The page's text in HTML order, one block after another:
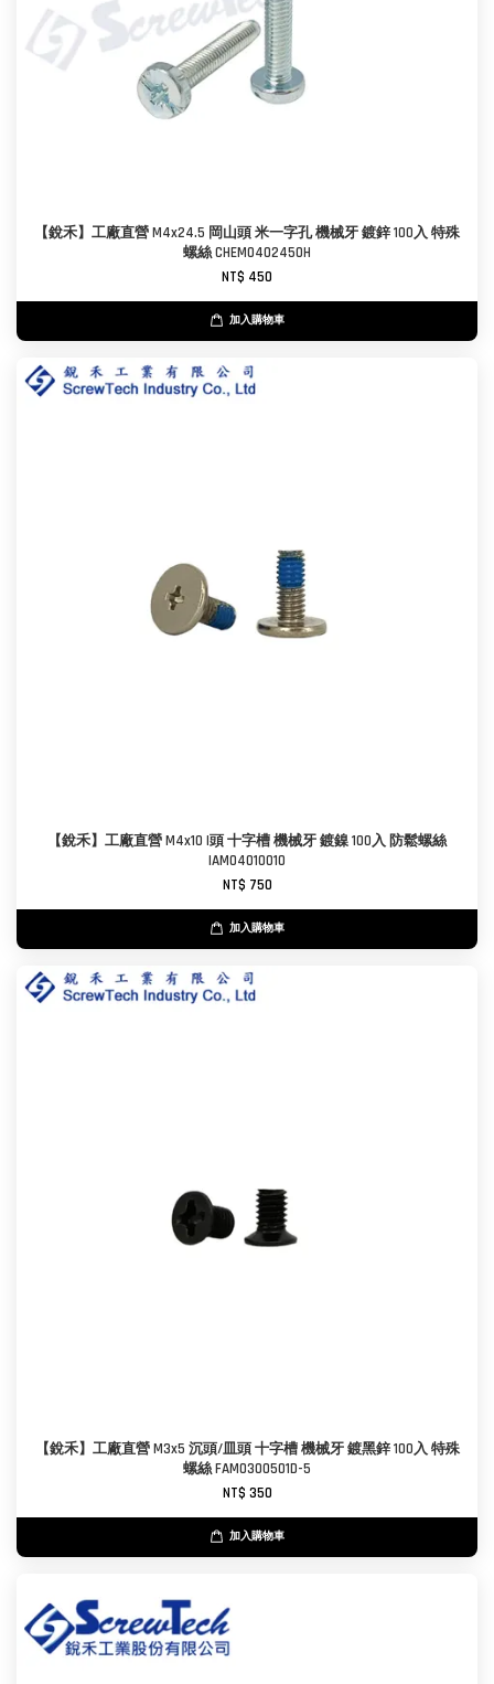
【銳禾】工廠直營 M4x24.5 岡山頭 米一字孔 機械牙 鍍鋅 100入 特殊
螺絲 CHEM0402450H
NT$ 450
加入購物車
【銳禾】工廠直營 M4x10 I頭 十字槽 機械牙 鍍鎳 100入 防鬆螺絲
IAM0401001O
NT$ 750
加入購物車
【銳禾】工廠直營 M3x5 沉頭/皿頭 十字槽 機械牙 鍍黑鋅 100入 特殊
螺絲 FAM0300501D-5
NT$ 350
加入購物車